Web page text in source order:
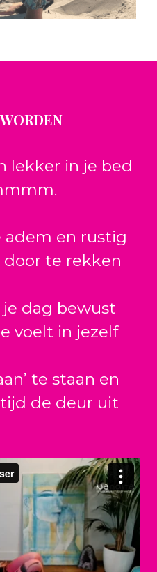
lekker in je bed
en rustig
door te rekken
dag bewust
voelt in jezelf
te staan en
de deur uit